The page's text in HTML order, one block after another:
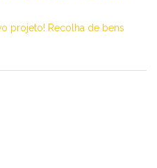
projeto! Recolha de bens